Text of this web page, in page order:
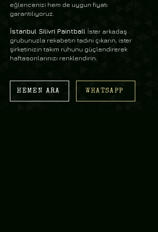
eğlencenizi hem de uygun fiyatı
garantiliyoruz.
İstanbul Silivri Paintball İster arkadaş
grubunuzla rekabetin tadını çıkarın, ister
şirketinizin takım ruhunu güçlendirerek
haftasonlarınızı renklendirin.
HEMEN ARA WHATSAPP